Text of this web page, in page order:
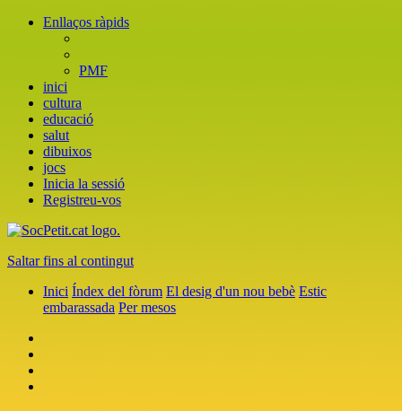
Enllaços ràpids
PMF
inici
cultura
educació
salut
dibuixos
jocs
Inicia la sessió
Registreu-vos
Saltar fins al contingut
Inici Índex del fòrum El desig d'un nou bebè Estic
embarassada Per mesos